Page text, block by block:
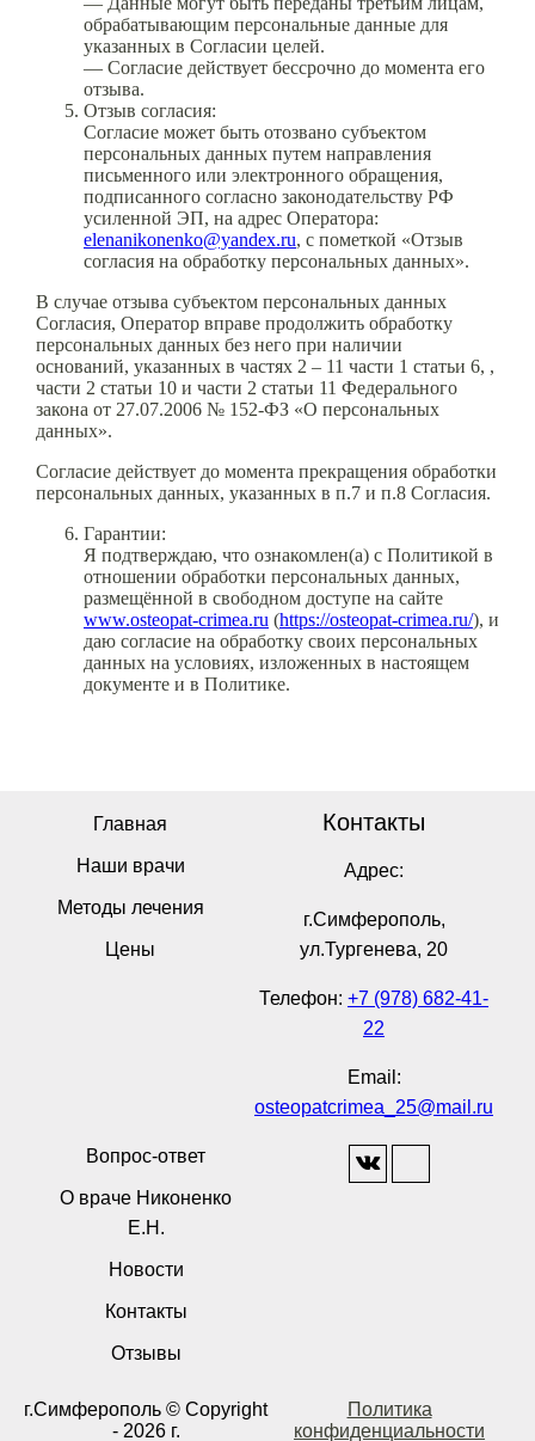
обрабатывающим персональные данные для
указанных в Согласии целей.
— Согласие действует бессрочно до момента его
отзыва.
Отзыв согласия:
Согласие может быть отозвано субъектом
персональных данных путем направления
письменного или электронного обращения,
подписанного согласно законодательству РФ
усиленной ЭП, на адрес Оператора:
elenanikonenko@yandex.ru, с пометкой «Отзыв
согласия на обработку персональных данных».
В случае отзыва субъектом персональных данных
Согласия, Оператор вправе продолжить обработку
персональных данных без него при наличии
оснований, указанных в частях 2 – 11 части 1 статьи 6, ,
части 2 статьи 10 и части 2 статьи 11 Федерального
закона от 27.07.2006 № 152-ФЗ «О персональных
данных».
Согласие действует до момента прекращения обработки
персональных данных, указанных в п.7 и п.8 Согласия.
Гарантии:
Я подтверждаю, что ознакомлен(а) с Политикой в
отношении обработки персональных данных,
размещённой в свободном доступе на сайте
www.osteopat-crimea.ru (https://osteopat-crimea.ru/), и
даю согласие на обработку своих персональных
данных на условиях, изложенных в настоящем
документе и в Политике.
Главная
Наши врачи
Методы лечения
Цены
Контакты
Адрес:
г.Симферополь,
ул.Тургенева, 20
Телефон: +7 (978) 682-41-
22
Email:
osteopatcrimea_25@mail.ru
Вопрос-ответ
О враче Никоненко
Е.Н.
Новости
Контакты
Отзывы
г.Симферополь © Copyright
- 2026 г.
Политика
конфиденциальности